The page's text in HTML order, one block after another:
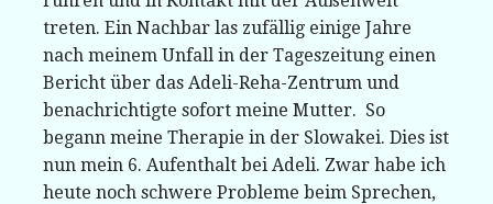
treten. Ein Nachbar las zufällig einige Jahre
nach meinem Unfall in der Tageszeitung einen
Bericht über das Adeli-Reha-Zentrum und
benachrichtigte sofort meine Mutter. So
begann meine Therapie in der Slowakei. Dies ist
nun mein 6. Aufenthalt bei Adeli. Zwar habe ich
heute noch schwere Probleme beim Sprechen,